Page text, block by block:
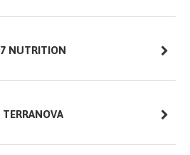
7 NUTRITION
TERRANOVA